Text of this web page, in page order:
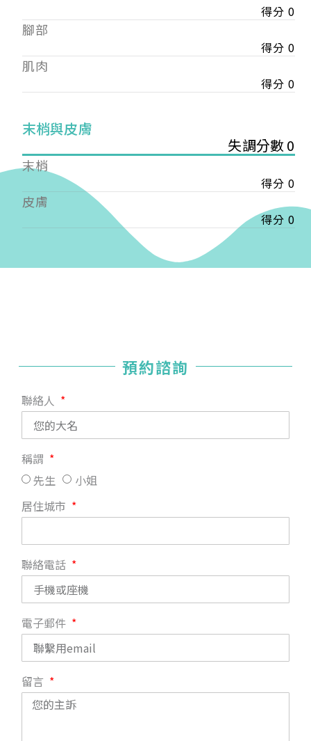
得分 0
腳部
得分 0
肌肉
得分 0
末梢與皮膚
失調分數 0
末梢
得分 0
皮膚
得分 0
預約諮詢
聯絡人
稱謂
先生
小姐
居住城市
聯絡電話
電子郵件
留言
【會費】
入會費新臺幣1200元，於會員入會時繳納；常年會
費1200元，於每年度繳納。
入會費新臺幣3000元，於會員入會時繳納；常年會
費3000元，於每年度繳納。
戶名: 社團法人台灣自律神經健康培訓暨發展協會
帳號: 003-03-501566-2
銀行: (013) 國泰世華 南京東路分行